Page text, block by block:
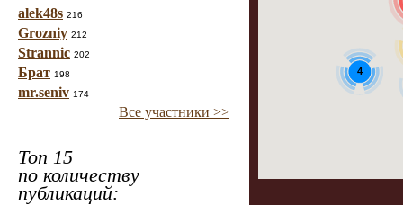
alek48s 216
Grozniy 212
Strannic 202
Брат 198
mr.seniv 174
Все участники >>
Топ 15
по количеству
публикаций:
4